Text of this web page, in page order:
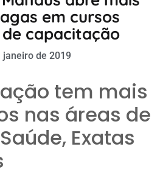
em cursos
capacitação
janeiro de 2019
tem mais
nas áreas de
Exatas